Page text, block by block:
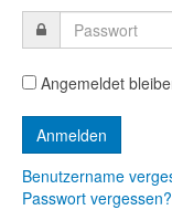
Angemeldet
Benutzername
Passwort vergessen?